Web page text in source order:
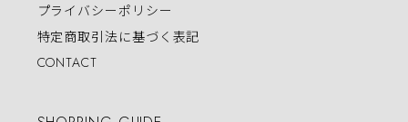
プライバシーポリシー
特定商取引法に基づく表記
CONTACT